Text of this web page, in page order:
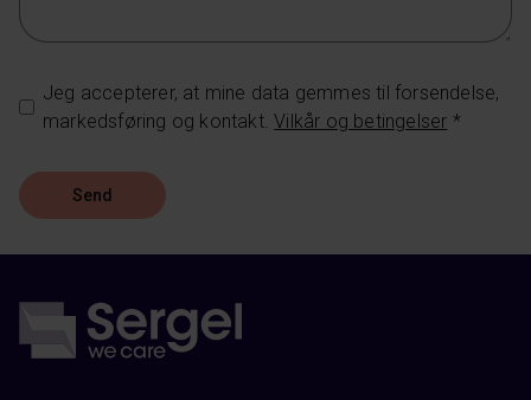
Jeg accepterer, at mine data gemmes til forsendelse,
markedsføring og kontakt.Vilkår og betingelser *
Send